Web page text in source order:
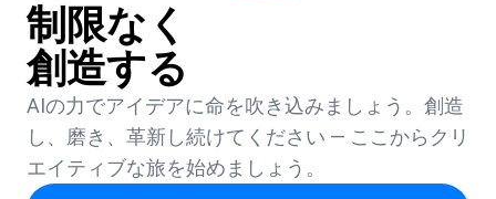
制限なく
創造する
AIの力でアイデアに命を吹き込みましょう。創造
し、磨き、革新し続けてください — ここからクリ
エイティブな旅を始めましょう。